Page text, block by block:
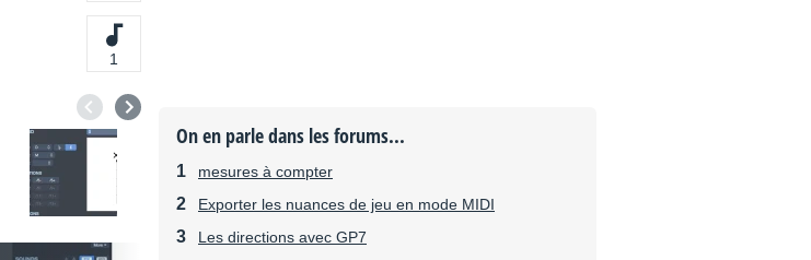
1
On en parle dans les forums...
mesures à compter
Exporter les nuances de jeu en mode MIDI
Les directions avec GP7